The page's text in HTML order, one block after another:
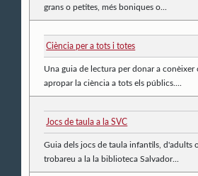
grans o petites, més boniques o...
Ciència per a tots i totes
Una guia de lectura per donar a conèixer
apropar la ciència a tots els públics....
Jocs de taula a la SVC
Guia dels jocs de taula infantils, d'adults
trobareu a la la biblioteca Salvador...